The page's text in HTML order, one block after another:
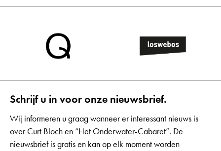
Schrijf u in voor onze nieuwsbrief.
Wij informeren u graag wanneer er interessant nieuws is
over Curt Bloch en “Het Onderwater-Cabaret”. De
nieuwsbrief is gratis en kan op elk moment worden